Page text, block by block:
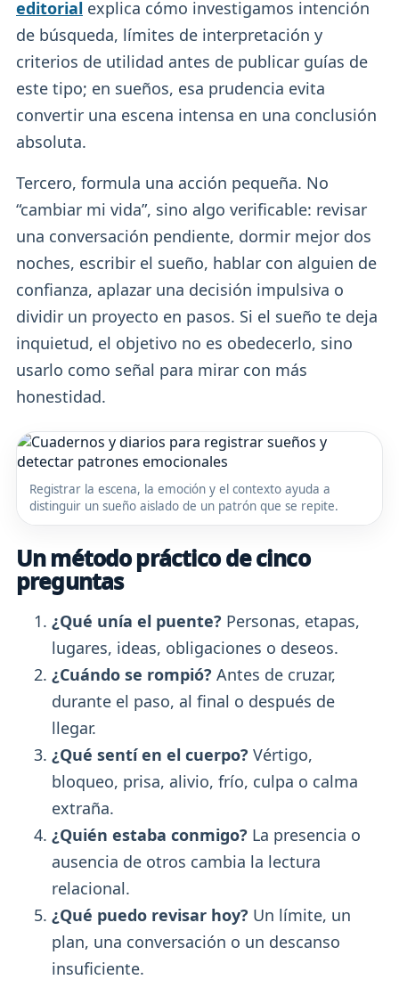
editorial explica cómo investigamos intención
de búsqueda, límites de interpretación y
criterios de utilidad antes de publicar guías de
este tipo; en sueños, esa prudencia evita
convertir una escena intensa en una conclusión
absoluta.
Tercero, formula una acción pequeña. No
“cambiar mi vida”, sino algo verificable: revisar
una conversación pendiente, dormir mejor dos
noches, escribir el sueño, hablar con alguien de
confianza, aplazar una decisión impulsiva o
dividir un proyecto en pasos. Si el sueño te deja
inquietud, el objetivo no es obedecerlo, sino
usarlo como señal para mirar con más
honestidad.
Registrar la escena, la emoción y el contexto ayuda a
distinguir un sueño aislado de un patrón que se repite.
Un método práctico de cinco
preguntas
¿Qué unía el puente? Personas, etapas,
lugares, ideas, obligaciones o deseos.
¿Cuándo se rompió? Antes de cruzar,
durante el paso, al final o después de
llegar.
¿Qué sentí en el cuerpo? Vértigo,
bloqueo, prisa, alivio, frío, culpa o calma
extraña.
¿Quién estaba conmigo? La presencia o
ausencia de otros cambia la lectura
relacional.
¿Qué puedo revisar hoy? Un límite, un
plan, una conversación o un descanso
insuficiente.